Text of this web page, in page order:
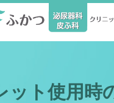
ット使用時